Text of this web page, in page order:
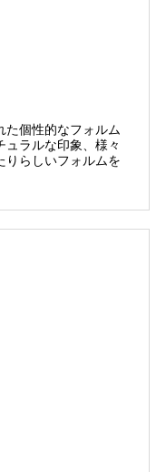
た個性的なフォルム
ラルな印象、様々
りらしいフォルムを